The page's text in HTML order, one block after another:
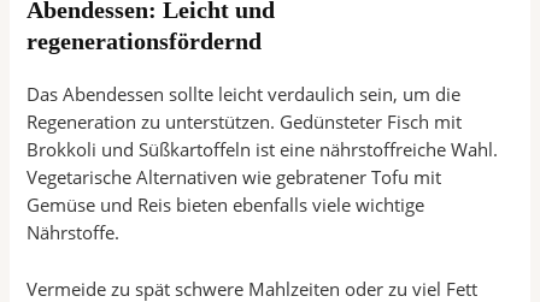
Abendessen: Leicht und
regenerationsfördernd
Das Abendessen sollte leicht verdaulich sein, um die
Regeneration zu unterstützen. Gedünsteter Fisch mit
Brokkoli und Süßkartoffeln ist eine nährstoffreiche Wahl.
Vegetarische Alternativen wie gebratener Tofu mit
Gemüse und Reis bieten ebenfalls viele wichtige
Nährstoffe.
Vermeide zu spät schwere Mahlzeiten oder zu viel Fett